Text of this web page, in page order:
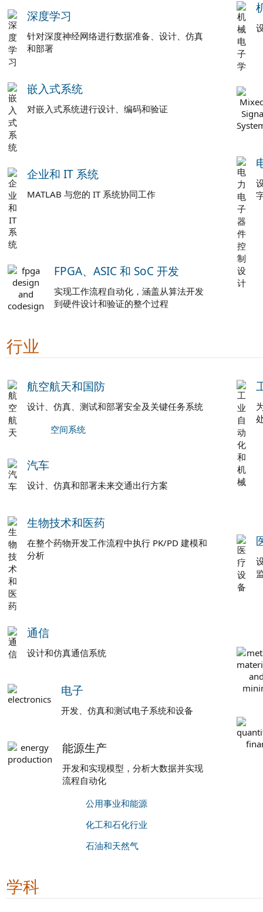
深度学习
针对深度神经网络进行数据准备、设计、仿真
和部署
嵌入式系统
对嵌入式系统进行设计、编码和验证
企业和 IT 系统
MATLAB 与您的 IT 系统协同工作
FPGA、ASIC 和 SoC 开发
实现工作流程自动化，涵盖从算法开发
到硬件设计和验证的整个过程
行业
航空航天和国防
设计、仿真、测试和部署安全及关键任务系统
空间系统
汽车
设计、仿真和部署未来交通出行方案
生物技术和医药
在整个药物开发工作流程中执行 PK/PD 建模和
分析
通信
设计和仿真通信系统
电子
开发、仿真和测试电子系统和设备
能源生产
开发和实现模型，分析大数据并实现
流程自动化
公用事业和能源
化工和石化行业
石油和天然气
学科